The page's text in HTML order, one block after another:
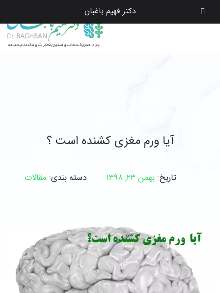
دکتر فهیم باغبان
آیا ورم مغزی کشنده است ؟
تاریخ:بهمن ۲۳, ۱۳۹۸ دسته بندی: مقالات